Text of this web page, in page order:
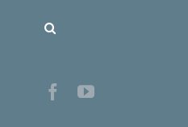
FacebookYouTube